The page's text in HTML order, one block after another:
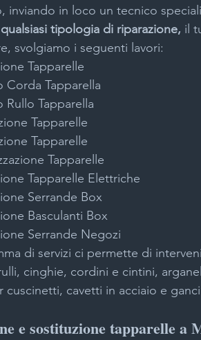
inviando in loco un tecnico
qualsiasi tipologia di riparazione, il
svolgiamo i seguenti lavori:
Tapparelle
Corda Tapparella
Rullo Tapparella
Tapparelle
Tapparelle
Tapparelle
Tapparelle Elettriche
Serrande Box
Basculanti Box
Serrande Negozi
di servizi ci permette di
cinghie, cordini e cintini,
cavetti in acciaio e
e sostituzione tapparelle a